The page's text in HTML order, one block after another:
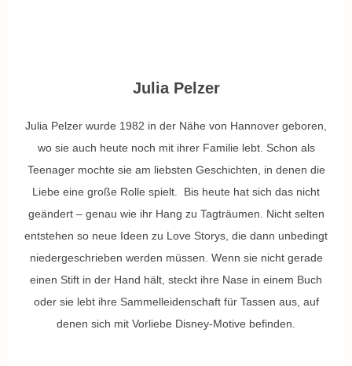
Julia Pelzer
Julia Pelzer wurde 1982 in der Nähe von Hannover geboren,
wo sie auch heute noch mit ihrer Familie lebt. Schon als
Teenager mochte sie am liebsten Geschichten, in denen die
Liebe eine große Rolle spielt. Bis heute hat sich das nicht
geändert – genau wie ihr Hang zu Tagträumen. Nicht selten
entstehen so neue Ideen zu Love Storys, die dann unbedingt
niedergeschrieben werden müssen. Wenn sie nicht gerade
einen Stift in der Hand hält, steckt ihre Nase in einem Buch
oder sie lebt ihre Sammelleidenschaft für Tassen aus, auf
denen sich mit Vorliebe Disney-Motive befinden.